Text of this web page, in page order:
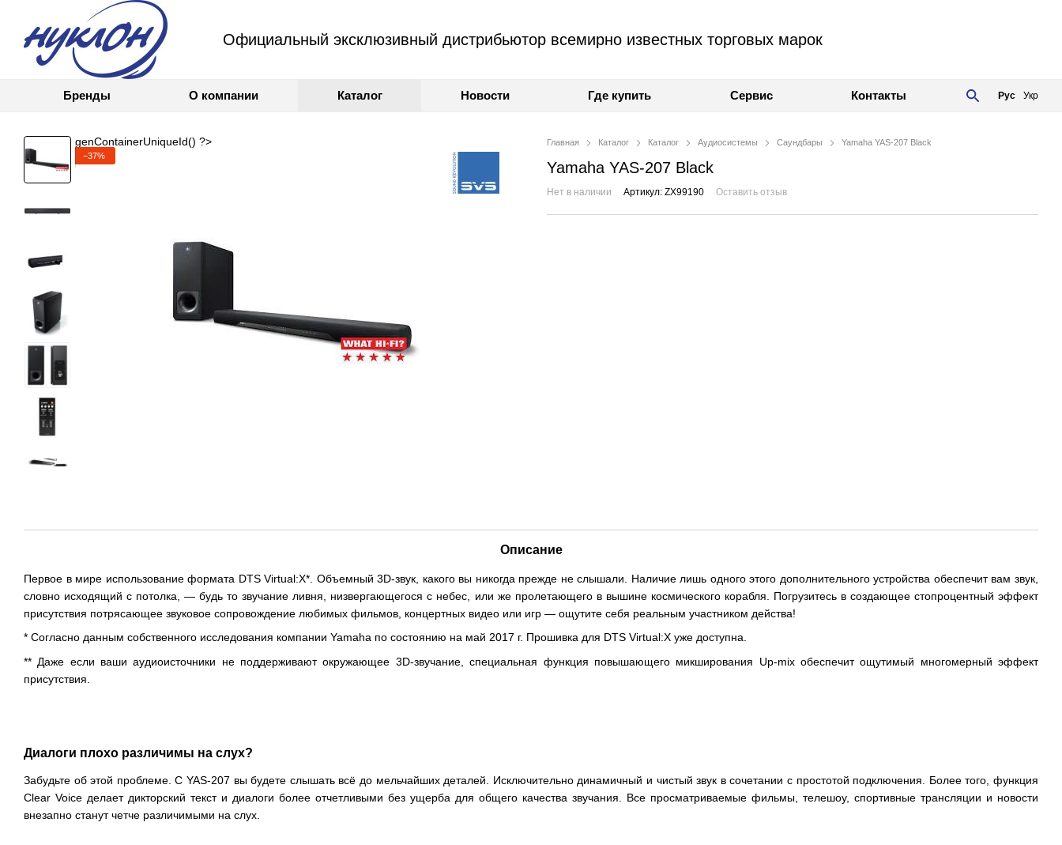
Официальный эксклюзивный дистрибьютор всемирно известных торговых марок
Бренды О компании Каталог Новости Где купить Сервис Контакты Рус Укр
genContainerUniqueId() ?>
−37%
Главная Каталог Каталог Аудиосистемы Саундбары Yamaha YAS-207 Black
Yamaha YAS-207 Black
Нет в наличии Артикул: ZX99190 Оставить отзыв
Описание
Первое в мире использование формата DTS Virtual:X*. Объемный 3D-звук, какого вы никогда прежде не слышали. Наличие лишь одного этого дополнительного устройства обеспечит вам звук,
словно исходящий с потолка, — будь то звучание ливня, низвергающегося с небес, или же пролетающего в вышине космического корабля. Погрузитесь в создающее стопроцентный эффект
присутствия потрясающее звуковое сопровождение любимых фильмов, концертных видео или игр — ощутите себя реальным участником действа!
* Согласно данным собственного исследования компании Yamaha по состоянию на май 2017 г. Прошивка для DTS Virtual:X уже доступна.
** Даже если ваши аудиоисточники не поддерживают окружающее 3D-звучание, специальная функция повышающего микширования Up-mix обеспечит ощутимый многомерный эффект
присутствия.
Диалоги плохо различимы на слух?
Забудьте об этой проблеме. С YAS-207 вы будете слышать всё до мельчайших деталей. Исключительно динамичный и чистый звук в сочетании с простотой подключения. Более того, функция
Clear Voice делает дикторский текст и диалоги более отчетливыми без ущерба для общего качества звучания. Все просматриваемые фильмы, телешоу, спортивные трансляции и новости
внезапно станут четче различимыми на слух.